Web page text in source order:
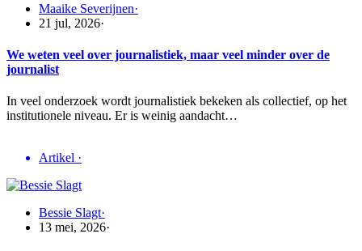
Maaike Severijnen·
21 jul, 2026·
We weten veel over journalistiek, maar veel minder over de
journalist
In veel onderzoek wordt journalistiek bekeken als collectief, op het
institutionele niveau. Er is weinig aandacht…
Artikel ·
Bessie Slagt·
13 mei, 2026·